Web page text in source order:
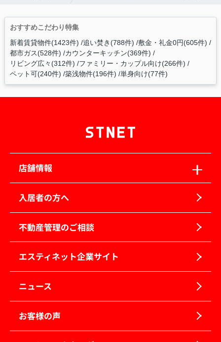
おすすめこだわり特集
新着賃貸物件(1423件) 追い焚き(788件) 敷金・礼金0円(605件)
都市ガス(528件) カウンターキッチン(369件)
リビング広々(312件) ファミリー・カップル向け(266件)
ペット可(240件) 築浅物件(196件) 単身向け(77件)
店舗情報
入居者の方へ
不動産管理のご相談
エスティネット企業サイト
ニュース
お客様の声